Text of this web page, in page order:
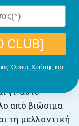
είναι η
γι’ αυτό
από βιώσιμα
τη μελλοντική
‘Ορους Χρήσης και